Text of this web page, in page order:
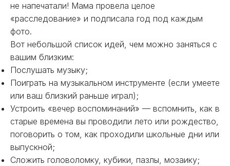
не напечатали! Мама провела целое
«расследование» и подписала год под каждым
фото.
Вот небольшой список идей, чем можно заняться с
вашим близким:
Послушать музыку;
Поиграть на музыкальном инструменте (если умеете
или ваш близкий раньше играл);
Устроить «вечер воспоминаний» — вспомнить, как в
старые времена вы проводили лето или рождество,
поговорить о том, как проходили школьные дни или
выпускной;
Сложить головоломку, кубики, пазлы, мозаику;